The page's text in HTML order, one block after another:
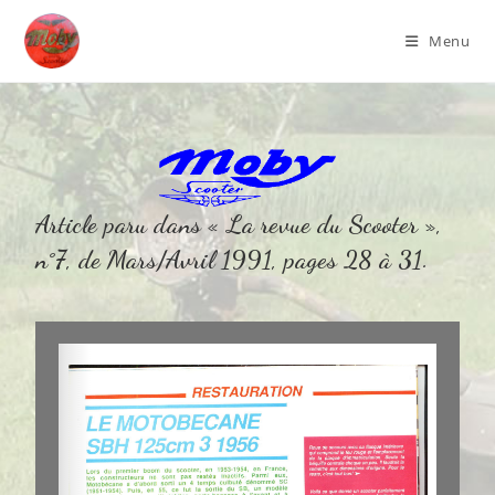
Menu
Article paru dans « La revue du Scooter »,
n°7, de Mars/Avril 1991, pages 28 à 31.